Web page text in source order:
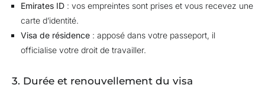
Emirates ID : vos empreintes sont prises et vous recevez une
carte d’identité.
Visa de résidence : apposé dans votre passeport, il
officialise votre droit de travailler.
3. Durée et renouvellement du visa